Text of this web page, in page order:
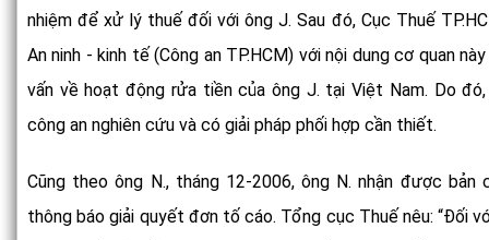
nhiệm để xử lý thuế đối với ông J. Sau đó, Cục Thuế
An ninh - kinh tế (Công an TP.HCM) với nội dung cơ quan
vấn về hoạt động rửa tiền của ông J. tại Việt Nam. Do
công an nghiên cứu và có giải pháp phối hợp cần thiết.
Cũng theo ông N., tháng 12-2006, ông N. nhận được
thông báo giải quyết đơn tố cáo. Tổng cục Thuế nêu: “Đối